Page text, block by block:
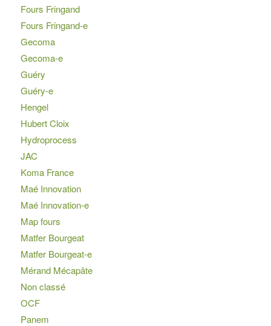
Fours Fringand
Fours Fringand-e
Gecoma
Gecoma-e
Guéry
Guéry-e
Hengel
Hubert Cloix
Hydroprocess
JAC
Koma France
Maé Innovation
Maé Innovation-e
Map fours
Matfer Bourgeat
Matfer Bourgeat-e
Mérand Mécapâte
Non classé
OCF
Panem